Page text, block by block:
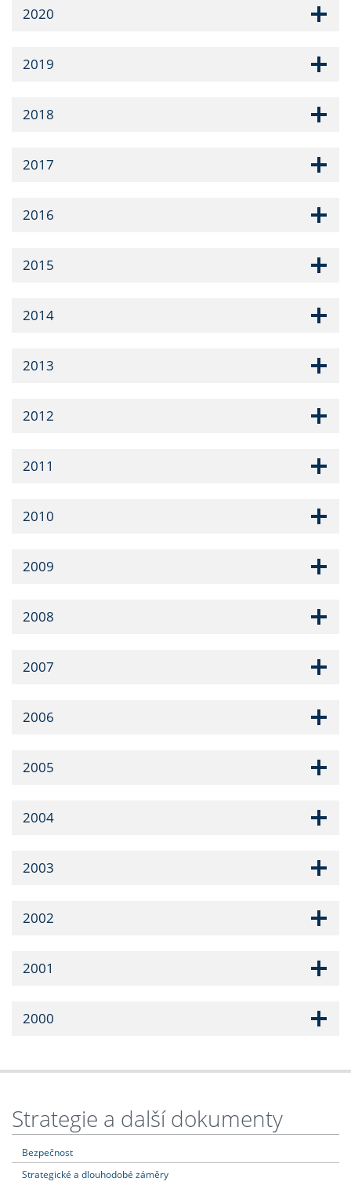
2020
2019
2018
2017
2016
2015
2014
2013
2012
2011
2010
2009
2008
2007
2006
2005
2004
2003
2002
2001
2000
Strategie a další dokumenty
Bezpečnost
Strategické a dlouhodobé záměry